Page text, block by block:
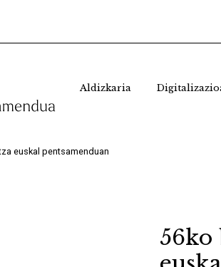
Aldizkaria
euskal pentsamenduan
56ko